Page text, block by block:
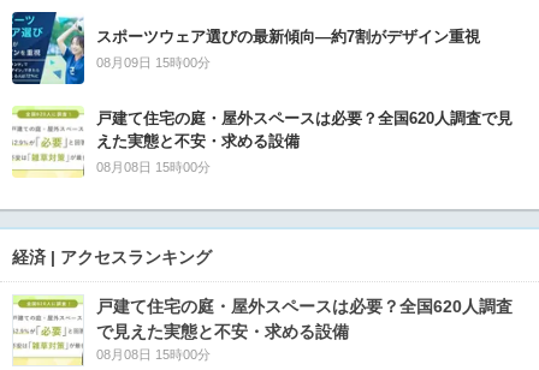
スポーツウェア選びの最新傾向―約7割がデザイン重視
08月09日 15時00分
戸建て住宅の庭・屋外スペースは必要？全国620人調査で見
えた実態と不安・求める設備
08月08日 15時00分
経済 | アクセスランキング
戸建て住宅の庭・屋外スペースは必要？全国620人調査
で見えた実態と不安・求める設備
08月08日 15時00分